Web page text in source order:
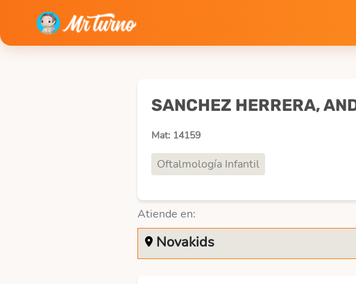
SANCHEZ HERRERA,
Mat: 14159
Oftalmología Infantil
Atiende en:
Novakids